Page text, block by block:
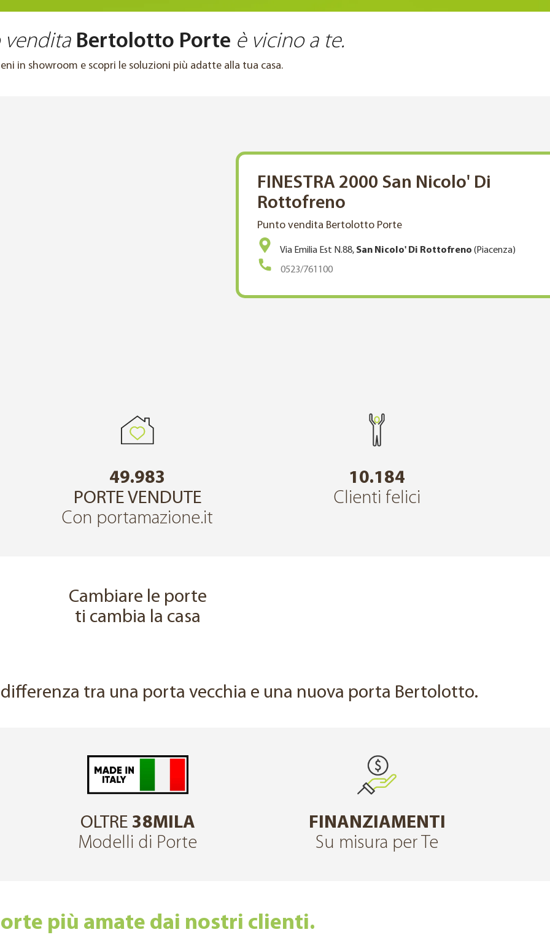
Bertolotto Porte è vicino a te.
in showroom e scopri le soluzioni più adatte alla tua casa.
FINESTRA 2000 San Nicolo' Di
Rottofreno
Punto vendita Bertolotto Porte
Via Emilia Est N.88, San Nicolo' Di Rottofreno (Piacenza)
0523/761100
49.983
PORTE VENDUTE
Con portamazione.it
10.184
Clienti felici
Cambiare le porte
ti cambia la casa
tra una porta vecchia e una nuova porta Bertolotto.
OLTRE 38MILA
Modelli di Porte
FINANZIAMENTI
Su misura per Te
più amate dai nostri clienti.